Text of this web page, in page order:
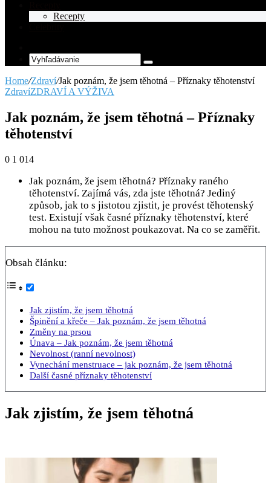
Recepty
Article
Vyhľadávanie
Home/Zdraví/Jak poznám, že jsem těhotná – Příznaky těhotenství
ZdravíZDRAVÍ A VÝŽIVA
Jak poznám, že jsem těhotná – Příznaky
těhotenství
0 1 014
Jak poznám, že jsem těhotná? Příznaky raného
těhotenství. Zajímá vás, zda jste těhotná? Jediný
způsob, jak to s jistotou zjistit, je provést těhotenský
test. Existují však časné příznaky těhotenství, které
mohou na tuto možnost poukazovat. Na co se zaměřit.
Obsah článku:
Jak zjistím, že jsem těhotná
Špinění a křeče – Jak poznám, že jsem těhotná
Změny na prsou
Únava – Jak poznám, že jsem těhotná
Nevolnost (ranní nevolnost)
Vynechání menstruace – jak poznám, že jsem těhotná
Další časné příznaky těhotenství
Jak zjistím, že jsem těhotná